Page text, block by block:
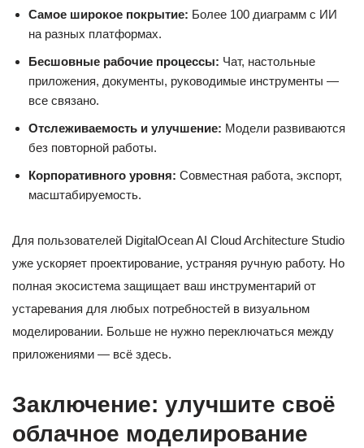
Самое широкое покрытие: Более 100 диаграмм с ИИ
на разных платформах.
Бесшовные рабочие процессы: Чат, настольные
приложения, документы, руководимые инструменты —
все связано.
Отслеживаемость и улучшение: Модели развиваются
без повторной работы.
Корпоративного уровня: Совместная работа, экспорт,
масштабируемость.
Для пользователей DigitalOcean AI Cloud Architecture Studio
уже ускоряет проектирование, устраняя ручную работу. Но
полная экосистема защищает ваш инструментарий от
устаревания для любых потребностей в визуальном
моделировании. Больше не нужно переключаться между
приложениями — всё здесь.
Заключение: улучшите своё
облачное моделирование